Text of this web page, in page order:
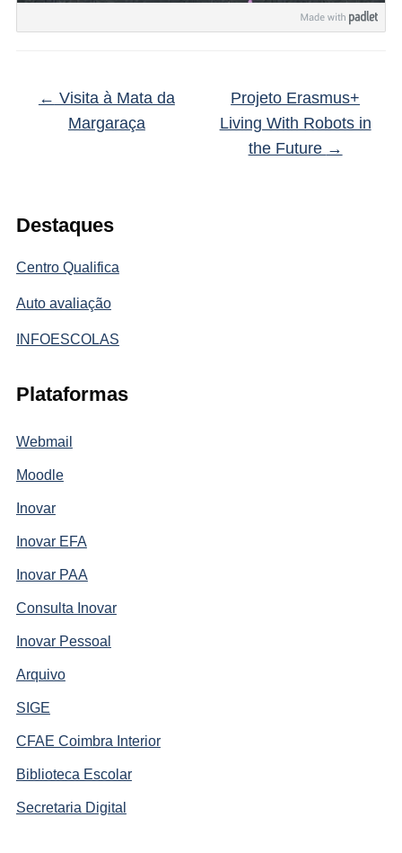
Destaques
Centro Qualifica
Auto avaliação
INFOESCOLAS
Plataformas
Webmail
Moodle
Inovar
Inovar EFA
Inovar PAA
Consulta Inovar
Inovar Pessoal
Arquivo
SIGE
CFAE Coimbra Interior
Biblioteca Escolar
Secretaria Digital
← Visita à Mata da
Margaraça
Projeto Erasmus+
Living With Robots in
the Future →